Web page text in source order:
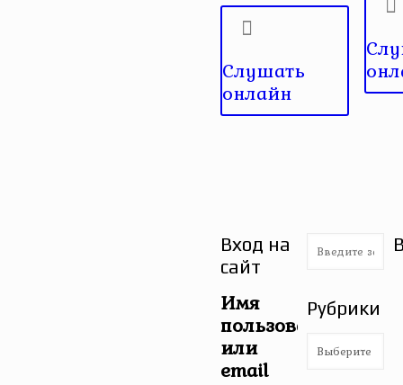
Слушать
онлайн
Вход на
сайт
Имя
пользователя
или
email
Рубрики
Рубрики